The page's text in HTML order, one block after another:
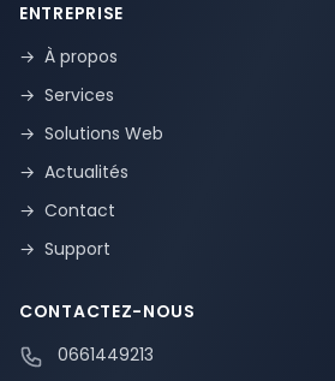
ENTREPRISE
→ À propos
→ Services
→ Solutions Web
→ Actualités
→ Contact
→ Support
CONTACTEZ-NOUS
0661449213